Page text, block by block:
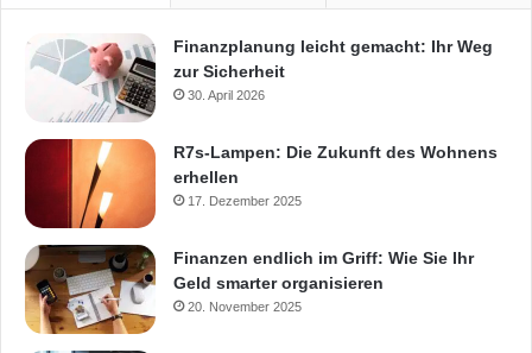
Finanzplanung leicht gemacht: Ihr Weg
zur Sicherheit
30. April 2026
R7s-Lampen: Die Zukunft des Wohnens
erhellen
17. Dezember 2025
Finanzen endlich im Griff: Wie Sie Ihr
Geld smarter organisieren
20. November 2025